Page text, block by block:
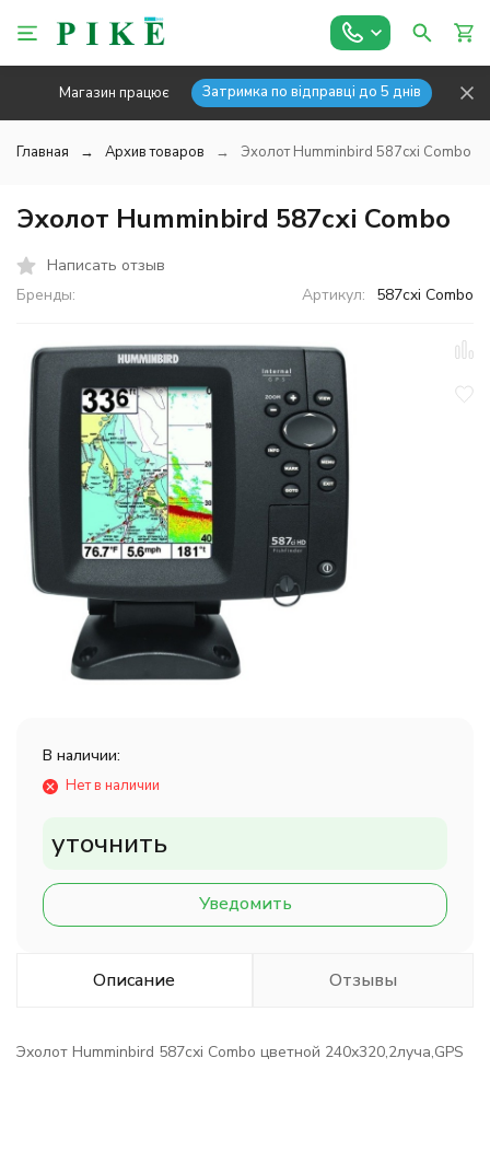
Магазин працює Затримка по відправці до 5 днів
Главная Архив товаров Эхолот Humminbird 587схі Combo
Эхолот Humminbird 587схі Combo
Написать отзыв
Бренды:
Артикул: 587cxi Combo
В наличии:
Нет в наличии
уточнить
Уведомить
Описание Отзывы
Эхолот Humminbird 587схі Combo цветной 240х320,2луча,GPS